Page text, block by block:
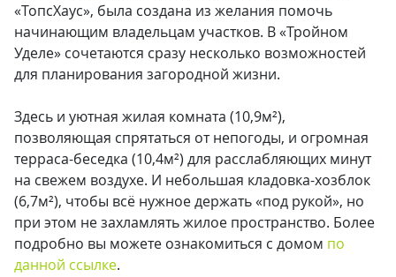
«ТопсХаус», была создана из желания помочь
начинающим владельцам участков. В «Тройном
Уделе» сочетаются сразу несколько возможностей
для планирования загородной жизни.
Здесь и уютная жилая комната (10,9м²),
позволяющая спрятаться от непогоды, и огромная
терраса-беседка (10,4м²) для расслабляющих минут
на свежем воздухе. И небольшая кладовка-хозблок
(6,7м²), чтобы всё нужное держать «под рукой», но
при этом не захламлять жилое пространство. Более
подробно вы можете ознакомиться с домом по
данной ссылке.